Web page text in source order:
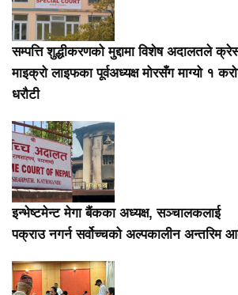
सम्पत्ति शुद्धीकरणको मुद्दामा विशेष अदालतले
माइक्रो लाइफका पूर्वअध्यक्ष मोरसँग माग्यो १
धरौटी
इन्भेष्टमेन्ट मेगा बैंकका अध्यक्ष, सञ्चालकलाई
पक्राउ नगर्न सर्वोच्चको अल्पकालीन अन्तरिम